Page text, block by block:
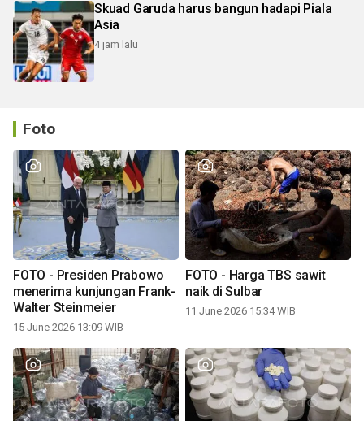
Skuad Garuda harus bangun hadapi Piala
Asia
4 jam lalu
Foto
FOTO - Presiden Prabowo
menerima kunjungan Frank-
Walter Steinmeier
15 June 2026 13:09 WIB
FOTO - Harga TBS sawit
naik di Sulbar
11 June 2026 15:34 WIB